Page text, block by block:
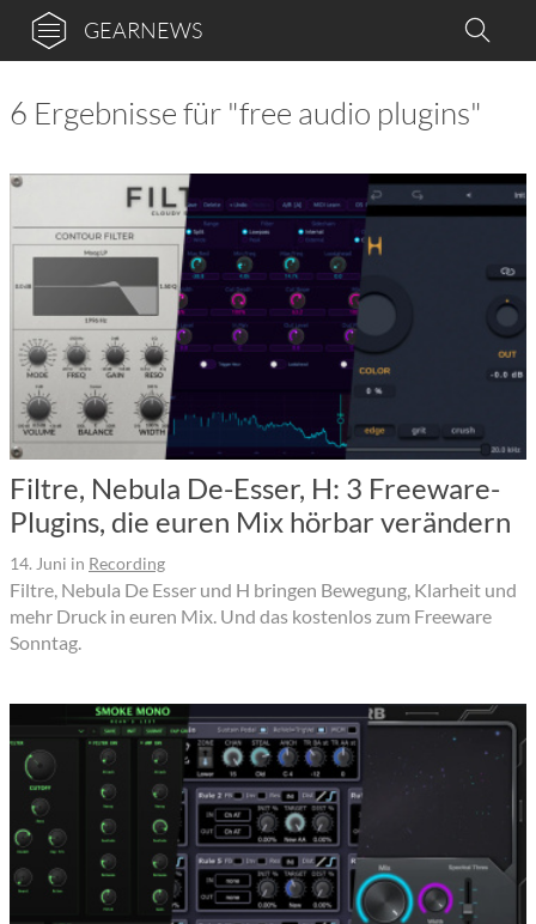
GEARNEWS
6 Ergebnisse für "free audio plugins"
Filtre, Nebula De-Esser, H: 3 Freeware-
Plugins, die euren Mix hörbar verändern
14. Juni in Recording
Filtre, Nebula De Esser und H bringen Bewegung, Klarheit und
mehr Druck in euren Mix. Und das kostenlos zum Freeware
Sonntag.